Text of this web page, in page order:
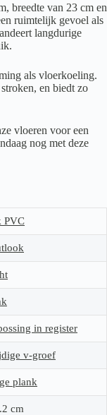
breedte van 23 cm en
ruimtelijk gevoel als
langdurige
als vloerkoeling.
en biedt zo
vloeren voor een
nog met deze
PVC
in register
v-groef
plank
cm